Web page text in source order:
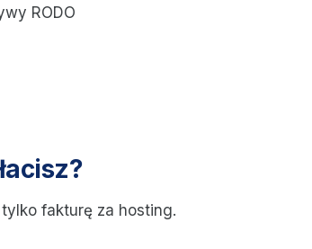
RODO
fakturę za hosting.